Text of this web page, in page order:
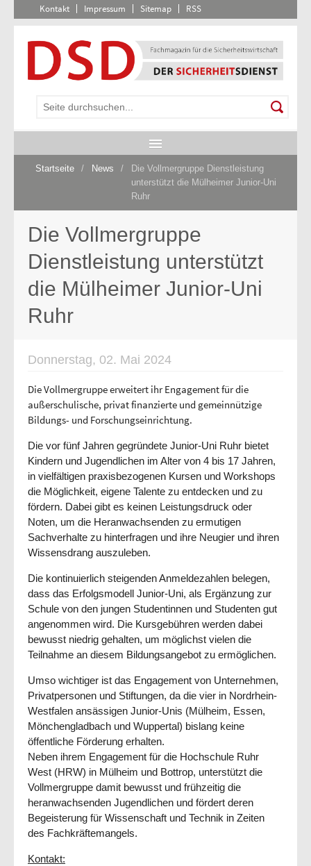
Kontakt Impressum Sitemap RSS
Startseite / News /
Die Vollmergruppe Dienstleistung
unterstützt die Mülheimer Junior-Uni
Ruhr
Die Vollmergruppe
Dienstleistung unterstützt
die Mülheimer Junior-Uni
Ruhr
Donnerstag, 02. Mai 2024
Die Vollmergruppe erweitert ihr Engagement für die
außerschulische, privat finanzierte und gemeinnützige
Bildungs- und Forschungseinrichtung.
Die vor fünf Jahren gegründete Junior-Uni Ruhr bietet
Kindern und Jugendlichen im Alter von 4 bis 17 Jahren,
in vielfältigen praxisbezogenen Kursen und Workshops
die Möglichkeit, eigene Talente zu entdecken und zu
fördern. Dabei gibt es keinen Leistungsdruck oder
Noten, um die Heranwachsenden zu ermutigen
Sachverhalte zu hinterfragen und ihre Neugier und ihren
Wissensdrang auszuleben.
Die kontinuierlich steigenden Anmeldezahlen belegen,
dass das Erfolgsmodell Junior-Uni, als Ergänzung zur
Schule von den jungen Studentinnen und Studenten gut
angenommen wird. Die Kursgebühren werden dabei
bewusst niedrig gehalten, um möglichst vielen die
Teilnahme an diesem Bildungsangebot zu ermöglichen.
Umso wichtiger ist das Engagement von Unternehmen,
Privatpersonen und Stiftungen, da die vier in Nordrhein-
Westfalen ansässigen Junior-Unis (Mülheim, Essen,
Mönchengladbach und Wuppertal) bislang keine
öffentliche Förderung erhalten.
Neben ihrem Engagement für die Hochschule Ruhr
West (HRW) in Mülheim und Bottrop, unterstützt die
Vollmergruppe damit bewusst und frühzeitig die
heranwachsenden Jugendlichen und fördert deren
Begeisterung für Wissenschaft und Technik in Zeiten
des Fachkräftemangels.
Kontakt: